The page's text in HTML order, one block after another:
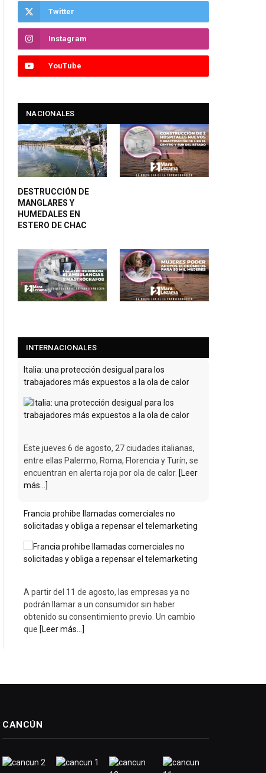
Twitter
Instagram
YouTube
NACIONALES
DESTRUCCIÓN DE
MANGLARES Y
HUMEDALES EN
ESTERO DE CHAC
INTERNACIONALES
Italia: una protección desigual para los
trabajadores más expuestos a la ola de calor
Este jueves 6 de agosto, 27 ciudades italianas,
entre ellas Palermo, Roma, Florencia y Turín, se
encuentran en alerta roja por ola de calor. [Leer
más...]
Francia prohibe llamadas comerciales no
solicitadas y obliga a repensar el telemarketing
A partir del 11 de agosto, las empresas ya no
podrán llamar a un consumidor sin haber
obtenido su consentimiento previo. Un cambio
que [Leer más...]
CANCÚN